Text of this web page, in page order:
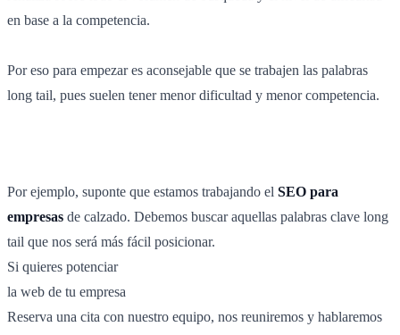
en base a la competencia.
Por eso para empezar es aconsejable que se trabajen las palabras
long tail, pues suelen tener menor dificultad y menor competencia.
Por ejemplo, suponte que estamos trabajando el SEO para
empresas de calzado. Debemos buscar aquellas palabras clave long
tail que nos será más fácil posicionar.
Si quieres potenciar
la web de tu empresa
Reserva una cita con nuestro equipo, nos reuniremos y hablaremos